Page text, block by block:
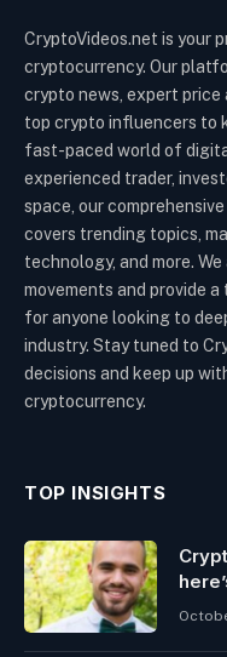
CryptoVideos.net is your
cryptocurrency. Our
crypto news, expert price
top crypto influencers to
fast-paced world of
experienced trader,
space, our
covers trending topics,
technology, and more.
movements and provide
for anyone looking to
industry. Stay tuned to
decisions and keep up
cryptocurrency.
TOP INSIGHTS